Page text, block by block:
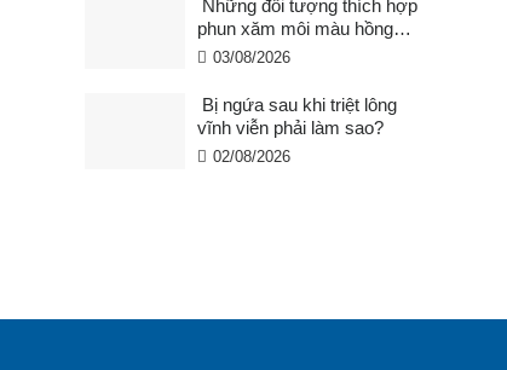
Những đối tượng thích hợp
phun xăm môi màu hồng
cam san hô?
03/08/2026
Bị ngứa sau khi triệt lông
vĩnh viễn phải làm sao?
02/08/2026